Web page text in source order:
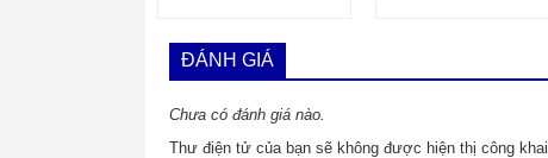
ĐÁNH GIÁ
Chưa có đánh giá nào.
Thư điện tử của bạn sẽ không được hiện thị công khai.